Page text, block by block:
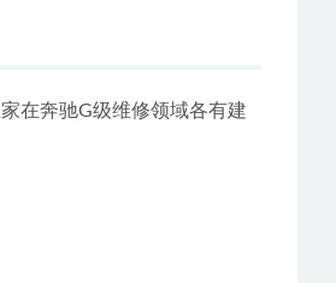
在奔驰G级维修领域各有建